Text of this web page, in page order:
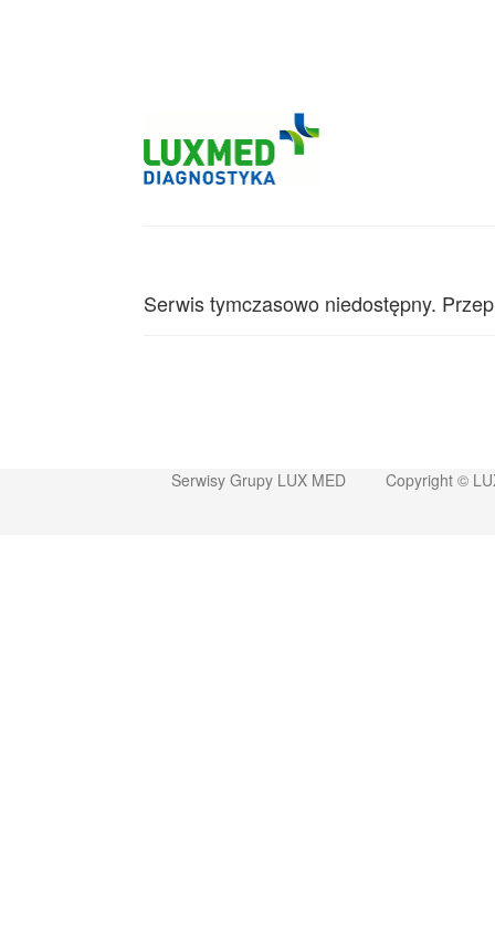
Serwis tymczasowo niedostępny.
Serwisy Grupy LUX MED Copyright ©